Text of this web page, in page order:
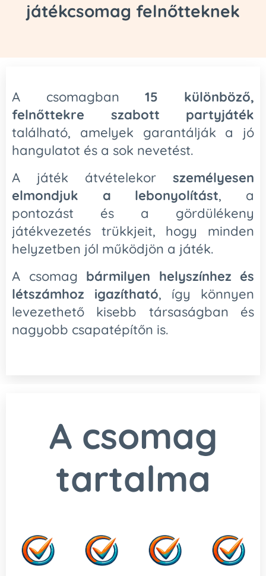
játékcsomag felnőtteknek
A csomagban15 különböző,
felnőttekre szabott partyjáték
található, amelyek garantálják a jó
hangulatot és a sok nevetést.
A játék átvételekor személyesen
elmondjuk a lebonyolítást, a
pontozást és a gördülékeny
játékvezetés trükkjeit, hogy minden
helyzetben jól működjön a játék.
A csomag bármilyen helyszínhez és
létszámhoz igazítható, így könnyen
levezethető kisebb társaságban és
nagyobb csapatépítőn is.
A csomag
tartalma